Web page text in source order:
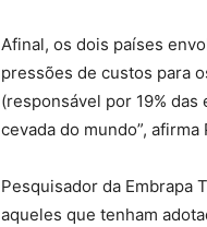
Afinal, os dois países
pressões de custos para
(responsável por 19%
cevada do mundo”,
Pesquisador da Embrapa
aqueles que tenham